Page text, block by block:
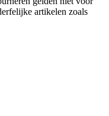
artikelen zoals